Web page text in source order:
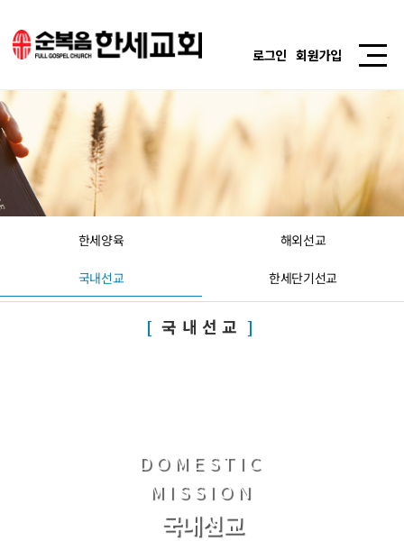
로그인 회원가입
한세양육 해외선교
국내선교 한세단기선교
국내선교
DOMESTIC
MISSION
국내선교